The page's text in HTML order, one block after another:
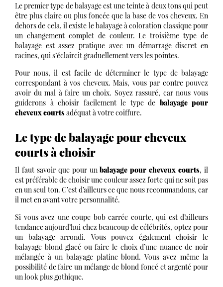
Le premier type de balayage est une teinte à deux tons qui peut
être plus claire ou plus foncée que la base de vos cheveux. En
dehors de cela, il existe le balayage à coloration classique pour
un changement complet de couleur. Le troisième type de
balayage est assez pratique avec un démarrage discret en
racines, qui s’éclaircit graduellement vers les pointes.
Pour nous, il est facile de déterminer le type de balayage
correspondant à vos cheveux. Mais, vous par contre pouvez
avoir du mal à faire un choix. Soyez rassuré, car nous vous
guiderons à choisir facilement le type de balayage pour
cheveux courtsadéquat à votre coiffure.
Le type de balayage pour cheveux
courts à choisir
Il faut savoir que pour unbalayage pour cheveux courts, il
est préférable de choisir une couleur assez forte qui ne soit pas
en un seul ton. C’est d’ailleurs ce que nous recommandons, car
il met en avant votre personnalité.
Si vous avez une coupe bob carrée courte, qui est d’ailleurs
tendance aujourd’hui chez beaucoup de célébrités, optez pour
un balayage arrondi. Vous pouvez également choisir le
balayage blond glacé ou faire le choix d’une nuance de noir
mélangée à un balayage platine blond. Vous avez même la
possibilité de faire un mélange de blond foncé et argenté pour
un look plus gothique.